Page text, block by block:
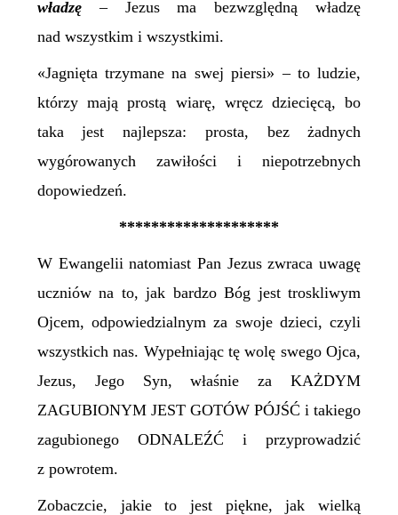
władzę– Jezus ma bezwzględną władzę
nad wszystkim i wszystkimi.
«Jagnięta trzymane na swej piersi» – to ludzie,
którzy mają prostą wiarę, wręcz dziecięcą, bo
taka jest najlepsza: prosta, bez żadnych
wygórowanych zawiłości i niepotrzebnych
dopowiedzeń.
********************
W Ewangelii natomiast Pan Jezus zwraca uwagę
uczniów na to, jak bardzo Bóg jest troskliwym
Ojcem, odpowiedzialnym za swoje dzieci, czyli
wszystkich nas. Wypełniając tę wolę swego Ojca,
Jezus, Jego Syn, właśnie za KAŻDYM
ZAGUBIONYM JEST GOTÓW PÓJŚĆ i takiego
zagubionego ODNALEŹĆ i przyprowadzić
z powrotem.
Zobaczcie, jakie to jest piękne, jak wielką